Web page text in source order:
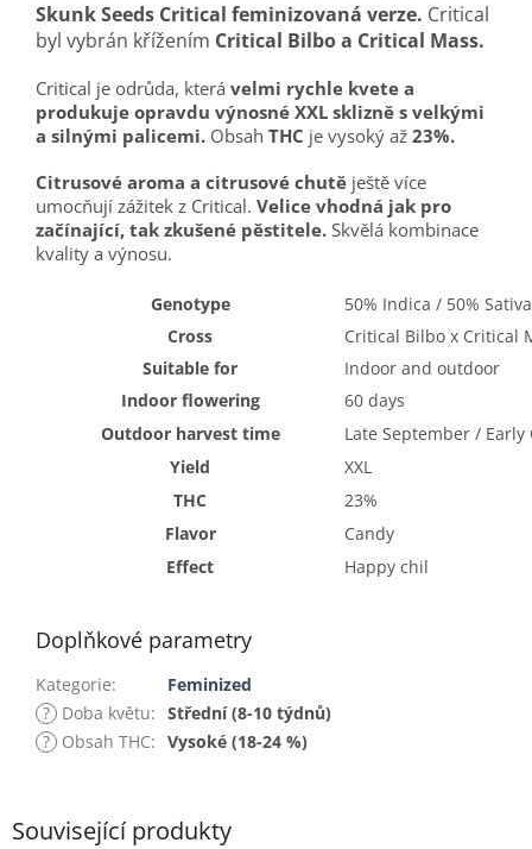
Související produkty
Skunk Seeds Critical feminizovaná verze. Critical
byl vybrán křížením Critical Bilbo a Critical Mass.
Critical je odrůda, která velmi rychle kvete a
produkuje opravdu výnosné XXL sklizně s velkými
a silnými palicemi. Obsah THC je vysoký až 23%.
Citrusové aroma a citrusové chutě ještě více
umocňují zážitek z Critical. Velice vhodná jak pro
začínající, tak zkušené pěstitele. Skvělá kombinace
kvality a výnosu.
Genotype
50% Indica / 50% Sativa
Cross
Critical Bilbo x Critical
Suitable for
Indoor and outdoor
Indoor flowering
60 days
Outdoor harvest time
Late September / Early
Yield
XXL
THC
23%
Flavor
Candy
Effect
Happy chil
Doplňkové parametry
Kategorie:
Feminized
? Doba květu: Střední (8-10 týdnů)
? Obsah THC: Vysoké (18-24 %)